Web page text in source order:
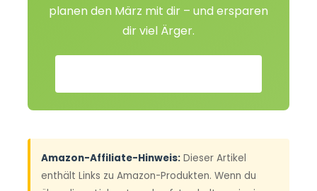
planen den März mit dir – und ersparen
dir viel Ärger.
Amazon-Affiliate-Hinweis:Dieser Artikel
enthält Links zu Amazon-Produkten. Wenn du